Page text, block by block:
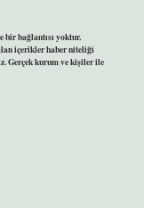
bağlantısı yoktur.
içerikler haber niteliği
Gerçek kurum ve kişiler ile